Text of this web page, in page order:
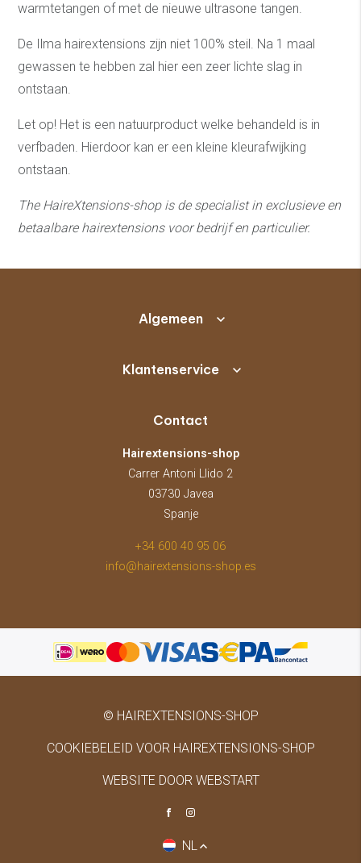
warmtetangen of met de nieuwe ultrasone tangen.
De Ilma hairextensions zijn niet 100% steil. Na 1 maal
gewassen te hebben zal hier een zeer lichte slag in
ontstaan.
Let op! Het is een natuurproduct welke behandeld is in
verfbaden. Hierdoor kan er een kleine kleurafwijking
ontstaan.
The HaireXtensions-shop is de specialist in exclusieve en
betaalbare hairextensions voor bedrijf en particulier.
Algemeen
Klantenservice
Contact
Hairextensions-shop
Carrer Antoni Llido 2
03730 Javea
Spanje
+34 600 40 95 06
info@hairextensions-shop.es
© HAIREXTENSIONS-SHOP
COOKIEBELEID VOOR HAIREXTENSIONS-SHOP
WEBSITE DOOR WEBSTART
NL